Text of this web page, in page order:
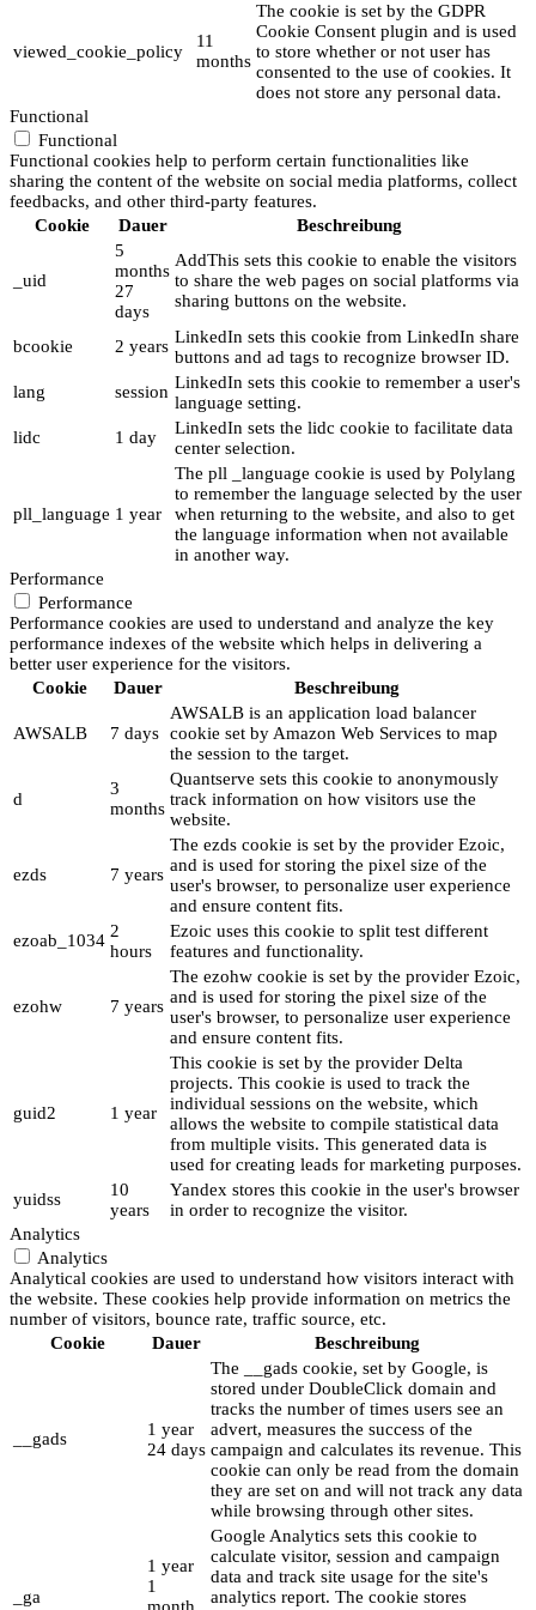
viewed_cookie_policy
11
months
The cookie is set by the GDPR
Cookie Consent plugin and is used
to store whether or not user has
consented to the use of cookies. It
does not store any personal data.
Functional
Functional
Functional cookies help to perform certain functionalities like
sharing the content of the website on social media platforms, collect
feedbacks, and other third-party features.
Cookie
Dauer Beschreibung
_uid
5
months
27
days
AddThis sets this cookie to enable the visitors
to share the web pages on social platforms via
sharing buttons on the website.
bcookie 2 years LinkedIn sets this cookie from LinkedIn share
buttons and ad tags to recognize browser ID.
lang
session LinkedIn sets this cookie to remember a user's
language setting.
lidc
1 day
LinkedIn sets the lidc cookie to facilitate data
center selection.
pll_language 1 year
The pll _language cookie is used by Polylang
to remember the language selected by the user
when returning to the website, and also to get
the language information when not available
in another way.
Performance
Performance
Performance cookies are used to understand and analyze the key
performance indexes of the website which helps in delivering a
better user experience for the visitors.
Cookie
Dauer Beschreibung
AWSALB 7 days
AWSALB is an application load balancer
cookie set by Amazon Web Services to map
the session to the target.
d
3
months
Quantserve sets this cookie to anonymously
track information on how visitors use the
website.
ezds 7 years
The ezds cookie is set by the provider Ezoic,
and is used for storing the pixel size of the
user's browser, to personalize user experience
and ensure content fits.
ezoab_1034 2
hours
Ezoic uses this cookie to split test different
features and functionality.
ezohw 7 years
The ezohw cookie is set by the provider Ezoic,
and is used for storing the pixel size of the
user's browser, to personalize user experience
and ensure content fits.
guid2 1 year
This cookie is set by the provider Delta
projects. This cookie is used to track the
individual sessions on the website, which
allows the website to compile statistical data
from multiple visits. This generated data is
used for creating leads for marketing purposes.
yuidss
10
years
Yandex stores this cookie in the user's browser
in order to recognize the visitor.
Analytics
Analytics
Analytical cookies are used to understand how visitors interact with
the website. These cookies help provide information on metrics the
number of visitors, bounce rate, traffic source, etc.
Cookie
Dauer Beschreibung
__gads
1 year
24 days
The __gads cookie, set by Google, is
stored under DoubleClick domain and
tracks the number of times users see an
advert, measures the success of the
campaign and calculates its revenue. This
cookie can only be read from the domain
they are set on and will not track any data
while browsing through other sites.
_ga
1 year
1
Google Analytics sets this cookie to
calculate visitor, session and campaign
data and track site usage for the site's
analytics report. The cookie stores